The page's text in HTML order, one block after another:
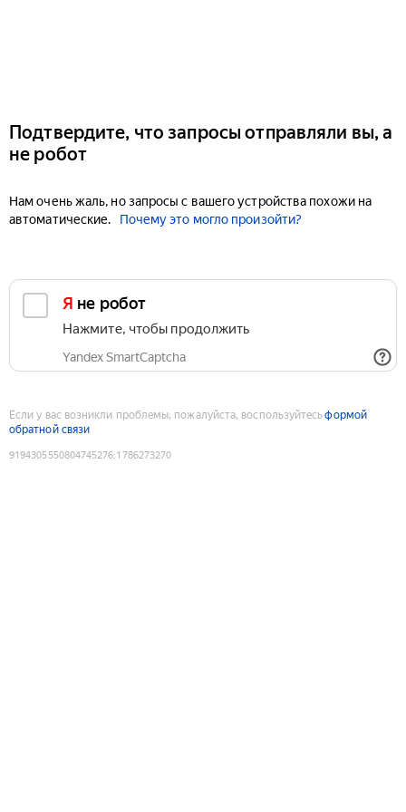
Подтвердите, что запросы отправляли вы, а
не робот
Нам очень жаль, но запросы с вашего устройства похожи на
автоматические.
Почему это могло произойти?
Я не робот
Нажмите, чтобы продолжить
Yandex SmartCaptcha
Если у вас возникли проблемы, пожалуйста, воспользуйтесьформой
обратной связи
9194305550804745276:1786273270